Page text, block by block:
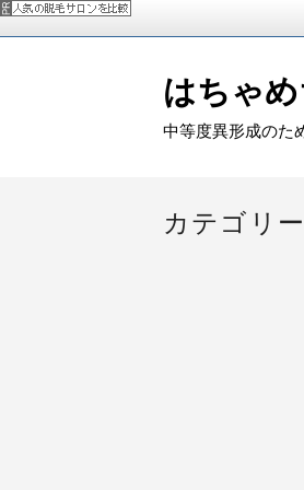
はちゃ
中等度異形成のた
カテゴリ